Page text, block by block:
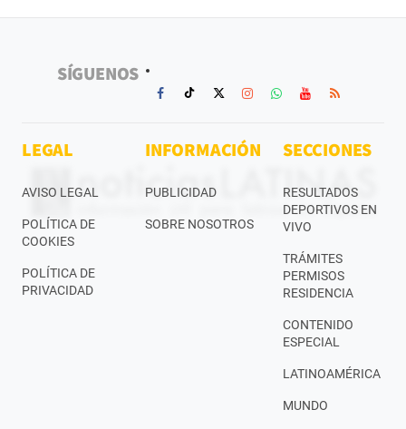
SÍGUENOS
LEGAL
AVISO LEGAL
POLÍTICA DE
COOKIES
POLÍTICA DE
PRIVACIDAD
INFORMACIÓN
PUBLICIDAD
SOBRE NOSOTROS
SECCIONES
RESULTADOS
DEPORTIVOS EN
VIVO
TRÁMITES
PERMISOS
RESIDENCIA
CONTENIDO
ESPECIAL
LATINOAMÉRICA
MUNDO